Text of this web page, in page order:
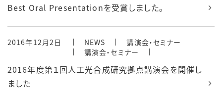
Best Oral Presentationを受賞しました。
2016年12月2日 NEWS
講演会・セミナー
講演会・セミナー
2016年度第１回人工光合成研究拠点講演会を開催し
ました